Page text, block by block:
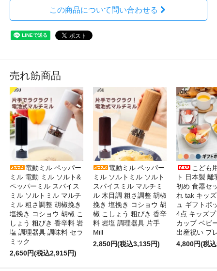
この商品について問い合わせる
売れ筋商品
電動ミル ペッパー
ミル 電動 ミル ソルト&
ペッパーミル スパイス
ミル ソルトミル マルチ
ミル 粗さ調整 胡椒挽き
塩挽き コショウ 胡椒 こ
しょう 粗びき 香辛料 岩
塩 調理器具 調味料 セラ
ミック
2,650円(税込2,915円)
電動ミル ペッパー
ミル ソルトミル ソルト
スパイスミル マルチミ
ル 木目調 粗さ調整 胡椒
挽き 塩挽き コショウ 胡
椒 こしょう 粗びき 香辛
料 岩塩 調理器具 片手
Mill
2,850円(税込3,135円)
こども
ト 日本製
初め 食器セ
れ tak キッ
ュ ギフトボ
4点 キッズ
カップ ベビ
出産祝い プ
4,800円(税